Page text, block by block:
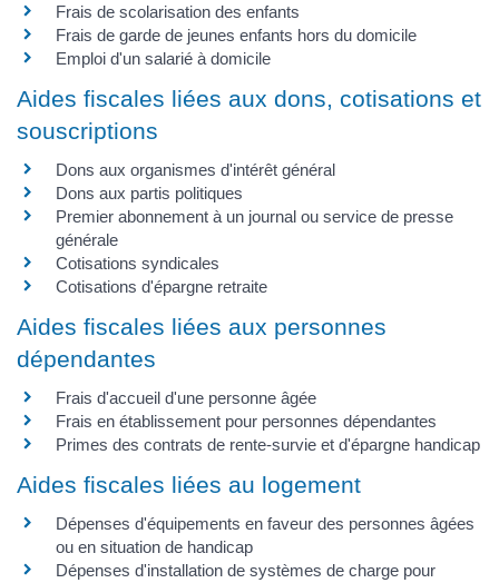
Frais de scolarisation des enfants
Frais de garde de jeunes enfants hors du domicile
Emploi d'un salarié à domicile
Aides fiscales liées aux dons, cotisations et
souscriptions
Dons aux organismes d'intérêt général
Dons aux partis politiques
Premier abonnement à un journal ou service de presse
générale
Cotisations syndicales
Cotisations d'épargne retraite
Aides fiscales liées aux personnes
dépendantes
Frais d'accueil d'une personne âgée
Frais en établissement pour personnes dépendantes
Primes des contrats de rente-survie et d'épargne handicap
Aides fiscales liées au logement
Dépenses d'équipements en faveur des personnes âgées
ou en situation de handicap
Dépenses d'installation de systèmes de charge pour